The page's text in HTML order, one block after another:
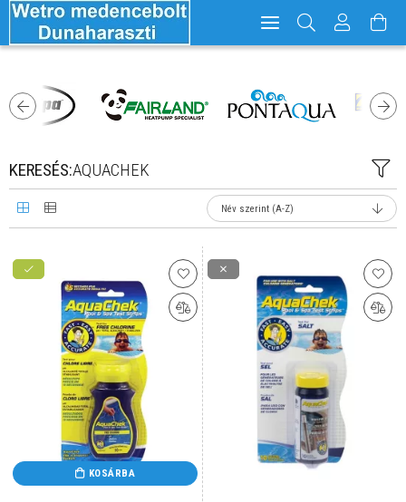
KERESÉS:AQUACHEK
KOSÁRBA